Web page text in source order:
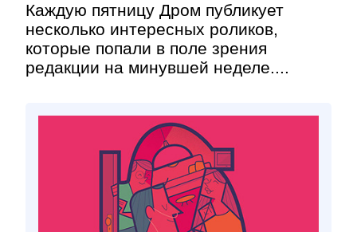
Каждую пятницу Дром публикует
несколько интересных роликов,
которые попали в поле зрения
редакции на минувшей неделе....